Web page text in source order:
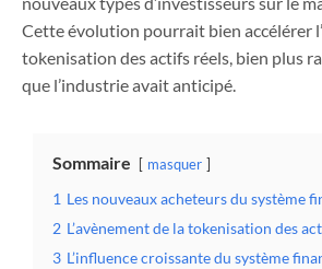
Cette évolution pourrait bien accélérer
tokenisation des actifs réels, bien plus
que l’industrie avait anticipé.
Sommaire masquer
1 Les nouveaux acheteurs du système
2 L’avènement de la tokenisation des
3 L’influence croissante du système